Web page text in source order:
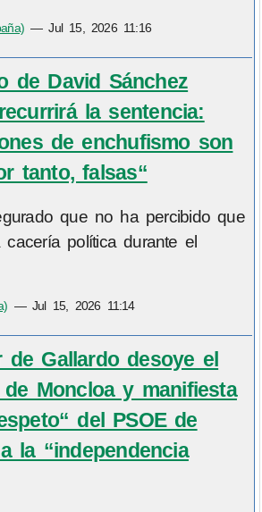
—Jul 15, 2026 11:16
de David Sánchez
la sentencia:
de enchufismo son
tanto, falsas“
que no ha percibido que
política durante el
—Jul 15, 2026 11:14
de Gallardo desoye el
Moncloa y manifiesta
del PSOE de
la “independencia